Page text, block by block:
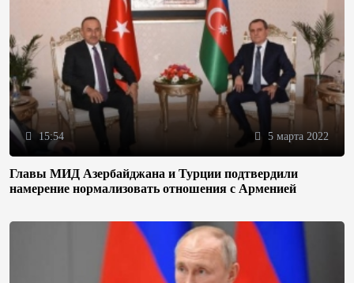
15:54 5 марта 2022
Главы МИД Азербайджана и Турции подтвердили
намерение нормализовать отношения с Арменией